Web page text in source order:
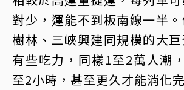
對少，運能不到板南線一半
樹林、三峽興建同規模的大
有些吃力，同樣1至2萬人潮
至2小時，甚至更久才能消化